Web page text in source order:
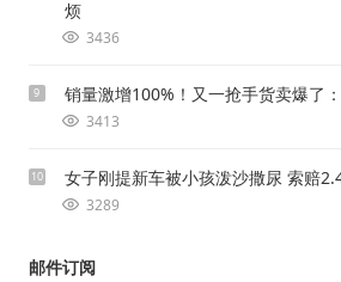
烦
3436
9 销量激增100%！又一抢手货卖爆了
3413
10 女子刚提新车被小孩泼沙撒尿 索赔
3289
邮件订阅